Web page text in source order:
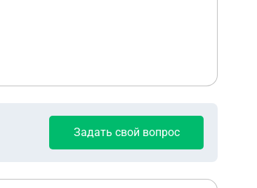
Задать свой вопрос